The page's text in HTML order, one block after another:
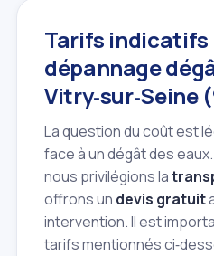
Tarifs indicatifs
dépannage
Vitry‑sur‑Seine
La question du coût est
face à un dégât des
nous privilégions la
offrons un devis gratuit
intervention. Il est
tarifs mentionnés